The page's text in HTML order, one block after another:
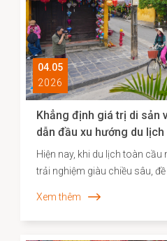
những vùng biển tự do.
04.05
2026
Khẳng định giá trị di sản
dẫn đầu xu hướng du lịch
Hiện nay, khi du lịch toàn cầu
trải nghiệm giàu chiều sâu,
châu Á. Việc Hội An vươn lên
phản ánh sức hút đặc biệt
Xem thêm